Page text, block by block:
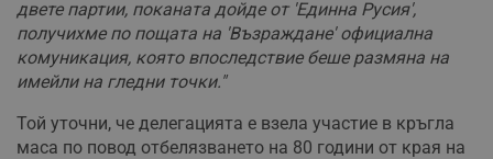
двете партии, поканата дойде от 'Единна Русия',
получихме по пощата на 'Възраждане' официална
комуникация, която впоследствие беше размяна на
имейли на гледни точки."
Той уточни, че делегацията е взела участие в кръгла
маса по повод отбелязването на 80 години от края на